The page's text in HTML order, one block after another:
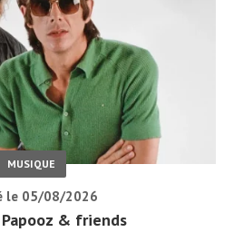
MUSIQUE
le 05/08/2026
Papooz & friends